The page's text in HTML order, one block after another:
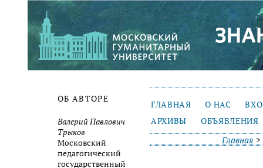
ОБ АВТОРЕ
Валерий Павлович
Трыков
Московский
педагогический
государственный
ГЛАВНАЯ О НАС
АРХИВЫ
ОБЪЯВЛЕНИЯ
Главная >